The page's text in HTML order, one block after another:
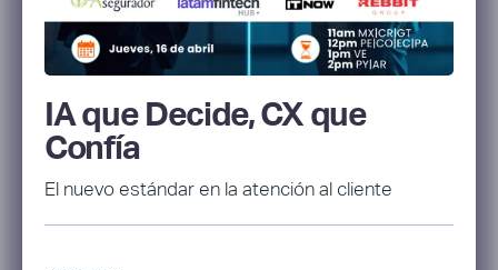
IA que Decide, CX que
Confía
El nuevo estándar en la atención al cliente